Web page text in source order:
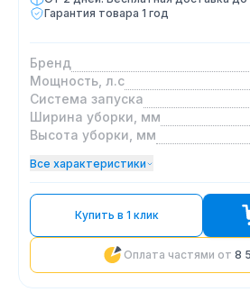
Гарантия товара 1 год
Бренд
Мощность, л.с
Система запуска
Ширина уборки, мм
Высота уборки, мм
Все характеристики
Купить в 1 клик
Оплата частями от 8